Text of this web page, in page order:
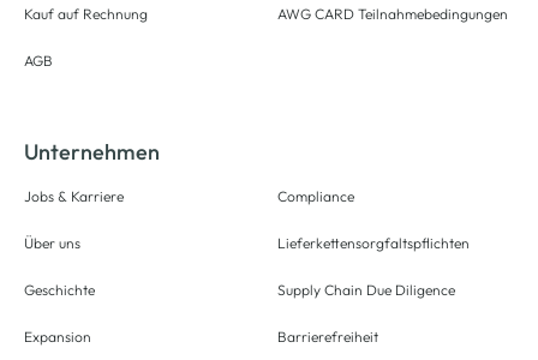
Kauf auf Rechnung
AGB
AWG CARD Teilnahmebedingungen
Unternehmen
Jobs & Karriere
Über uns
Geschichte
Expansion
Compliance
Lieferkettensorgfaltspflichten
Supply Chain Due Diligence
Barrierefreiheit